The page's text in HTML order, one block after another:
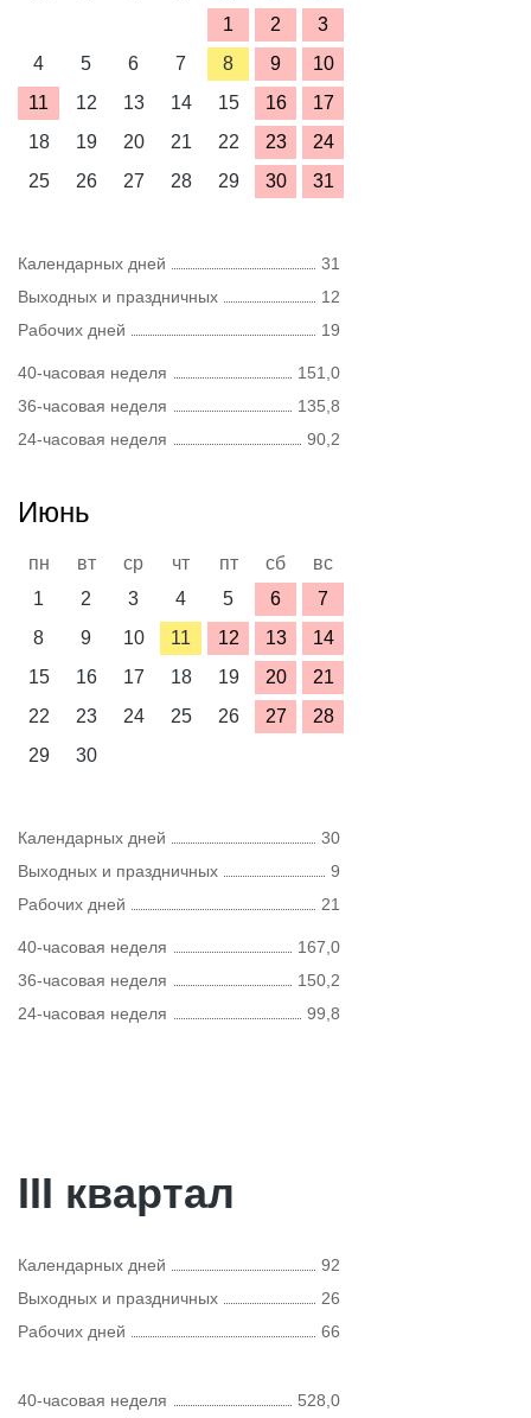
1
2
3
4
5 6 7 8 9
10
11
12 13 14 15 16
17
18
19 20 21 22 23
24
25
26 27 28 29 30 31
Календарных дней
31
Выходных и праздничных
12
Рабочих дней
19
40-часовая неделя
151,0
36-часовая неделя
135,8
24-часовая неделя
90,2
Июнь
пн вт ср чт пт сб
вс
1
2 3 4 5 6
7
8
9 10 11 12 13
14
15
16 17 18 19 20
21
22
23 24 25 26 27
28
29
30
Календарных дней
30
Выходных и праздничных
9
Рабочих дней
21
40-часовая неделя
167,0
36-часовая неделя
150,2
24-часовая неделя
99,8
III квартал
Календарных дней
92
Выходных и праздничных
26
Рабочих дней
66
40-часовая неделя 528,0